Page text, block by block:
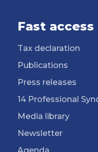
Fast access
Tax declaration
Publications
Press releases
14 Professional
Media library
Newsletter